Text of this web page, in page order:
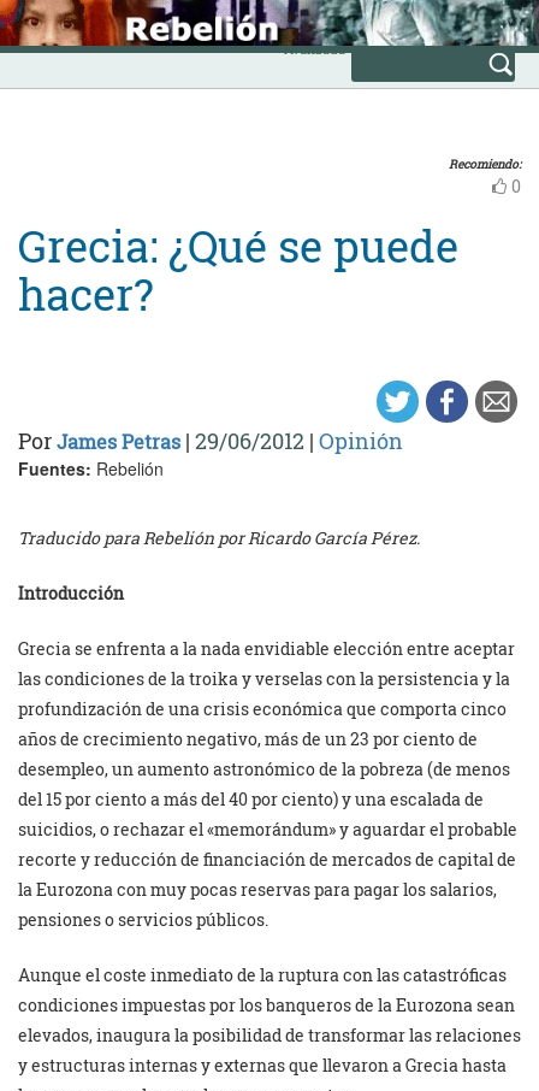
Skip
to
content
INICIO
Avanzada
Recomiendo:
0
Grecia: ¿Qué se puede
hacer?
PorJames Petras | 29/06/2012 | Opinión
Fuentes: Rebelión
Traducido para Rebelión por Ricardo García Pérez.
Introducción
Grecia se enfrenta a la nada envidiable elección entre aceptar
las condiciones de la troika y verselas con la persistencia y la
profundización de una crisis económica que comporta cinco
años de crecimiento negativo, más de un 23 por ciento de
desempleo, un aumento astronómico de la pobreza (de menos
del 15 por ciento a más del 40 por ciento) y una escalada de
suicidios, o rechazar el «memorándum» y aguardar el probable
recorte y reducción de financiación de mercados de capital de
la Eurozona con muy pocas reservas para pagar los salarios,
pensiones o servicios públicos.
Aunque el coste inmediato de la ruptura con las catastróficas
condiciones impuestas por los banqueros de la Eurozona sean
elevados, inaugura la posibilidad de transformar las relaciones
y estructuras internas y externas que llevaron a Grecia hasta